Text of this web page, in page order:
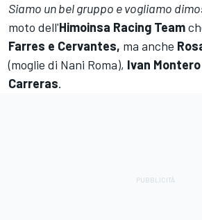
Siamo un bel gruppo e vogliamo
moto dell'Himoinsa Racing Team
Farres e Cervantes, ma anche
(moglie di Nani Roma), Ivan
Carreras.